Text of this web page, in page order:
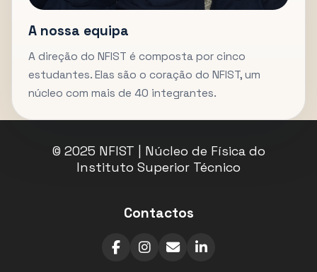
A nossa equipa
A direção do NFIST é composta por cinco
estudantes. Elas são o coração do NFIST, um
núcleo com mais de 40 integrantes.
© 2025 NFIST | Núcleo de Física do
Instituto Superior Técnico
Contactos